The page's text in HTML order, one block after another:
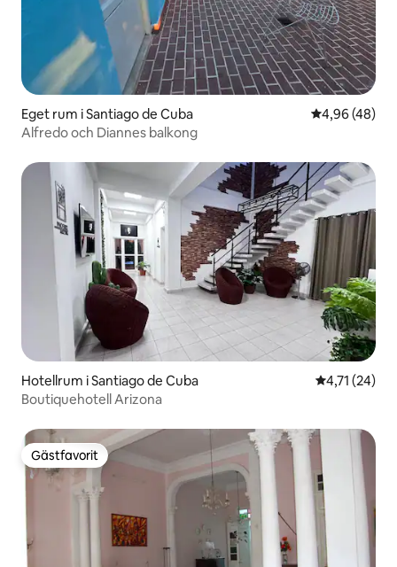
Eget rum i Santiago de Cuba 4,96 av 5 i
4,96 (48)
Alfredo och Diannes balkong
Hotellrum i Santiago de Cuba 4,71 av 5 i
4,71 (24)
Boutiquehotell Arizona
Gästfavorit
Gästfavorit